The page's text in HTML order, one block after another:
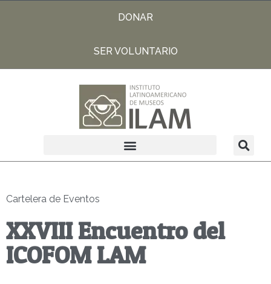
DONAR
SER VOLUNTARIO
Cartelera de Eventos
XXVIII Encuentro del
ICOFOM LAM